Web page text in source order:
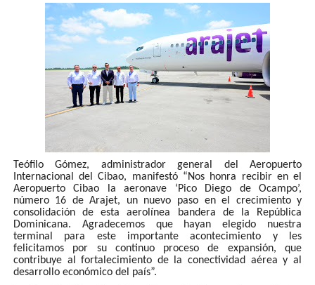
Teófilo Gómez, administrador general del Aeropuerto
Internacional del Cibao, manifestó “Nos honra recibir en el
Aeropuerto Cibao la aeronave ‘Pico Diego de Ocampo’,
número 16 de Arajet, un nuevo paso en el crecimiento y
consolidación de esta aerolínea bandera de la República
Dominicana. Agradecemos que hayan elegido nuestra
terminal para este importante acontecimiento y les
felicitamos por su continuo proceso de expansión, que
contribuye al fortalecimiento de la conectividad aérea y al
desarrollo económico del país”.